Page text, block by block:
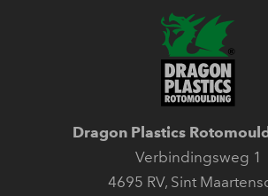
Dragon Plastics
Verbindingsweg 1
4695 RV, Sint